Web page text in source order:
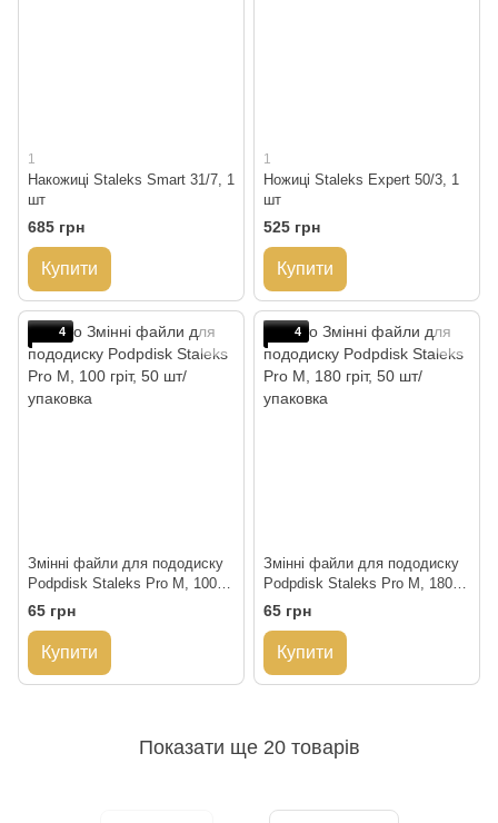
1
Накожиці Staleks Smart 31/7, 1
шт
685 грн
Купити
1
Ножиці Staleks Expert 50/3, 1
шт
525 грн
Купити
4
Змінні файли для пододиску
Podpdisk Staleks Pro M, 100
гріт, 50 шт/упаковка
65 грн
Купити
4
Змінні файли для пододиску
Podpdisk Staleks Pro M, 180
гріт, 50 шт/упаковка
65 грн
Купити
Показати ще 20 товарів